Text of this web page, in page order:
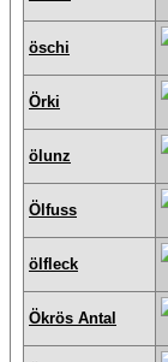
öschi
Örki
ölunz
Ölfuss
ölfleck
Ökrös Antal